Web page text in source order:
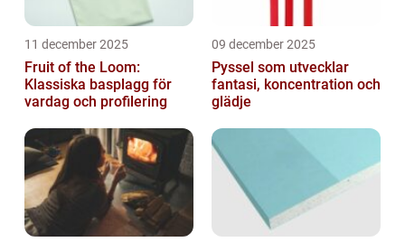
11 december 2025
Fruit of the Loom:
Klassiska basplagg för
vardag och profilering
09 december 2025
Pyssel som utvecklar
fantasi, koncentration och
glädje